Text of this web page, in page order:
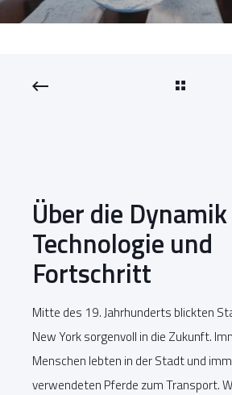
Über die
Technologie und
Fortschritt
Mitte des 19. Jahrhunderts blickten
New York sorgenvoll in die Zukunft.
Menschen lebten in der Stadt und
verwendeten Pferde zum Transport.